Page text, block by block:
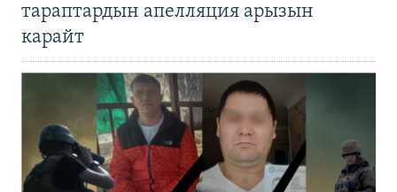
тараптардын апелляция арызын
карайт